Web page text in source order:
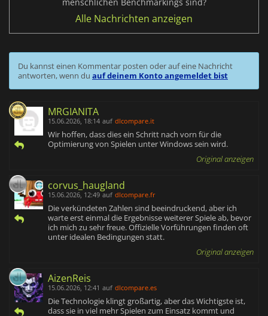
menschlichen Benchmarkings sind?
Alle Nachrichten anzeigen
Du kannst einen Kommentar posten oder auf eine Nachricht
antworten, wenn du auf deinem Konto angemeldet bist
MRGIANITA
15.06.2026, 18:14 auf dlcompare.it
Wir hoffen, dass dies ein Schritt nach vorn für die
Optimierung von Spielen unter Windows sein wird.
Original anzeigen
corvus_haugland
15.06.2026, 12:49 auf dlcompare.fr
Die verkündeten Zahlen sind beeindruckend, aber ich
warte erst einmal die Ergebnisse weiterer Spiele ab, bevor
ich mich zu sehr freue. Offizielle Vorführungen finden oft
unter idealen Bedingungen statt.
Original anzeigen
AizenReis
15.06.2026, 12:41 auf dlcompare.es
Die Technologie klingt großartig, aber das Wichtigste ist,
dass sie in viel mehr Spielen zum Einsatz kommt und